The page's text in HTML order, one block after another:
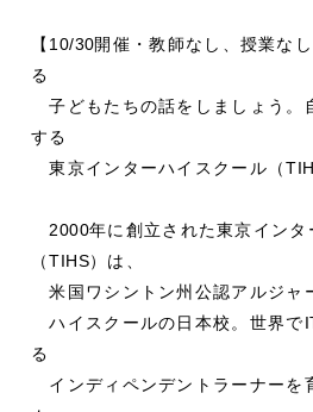
【 10/30開催・教師なし、授業な
る
子どもたちの話をしましょう。
する
東京インターハイスクール（
2000年に創立された東京インタ
（TIHS）は、
米国ワシントン州公認アルジャ
ハイスクールの日本校。世界で
る
インディペンデントラーナーを